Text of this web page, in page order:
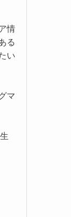
情
る
い
マ